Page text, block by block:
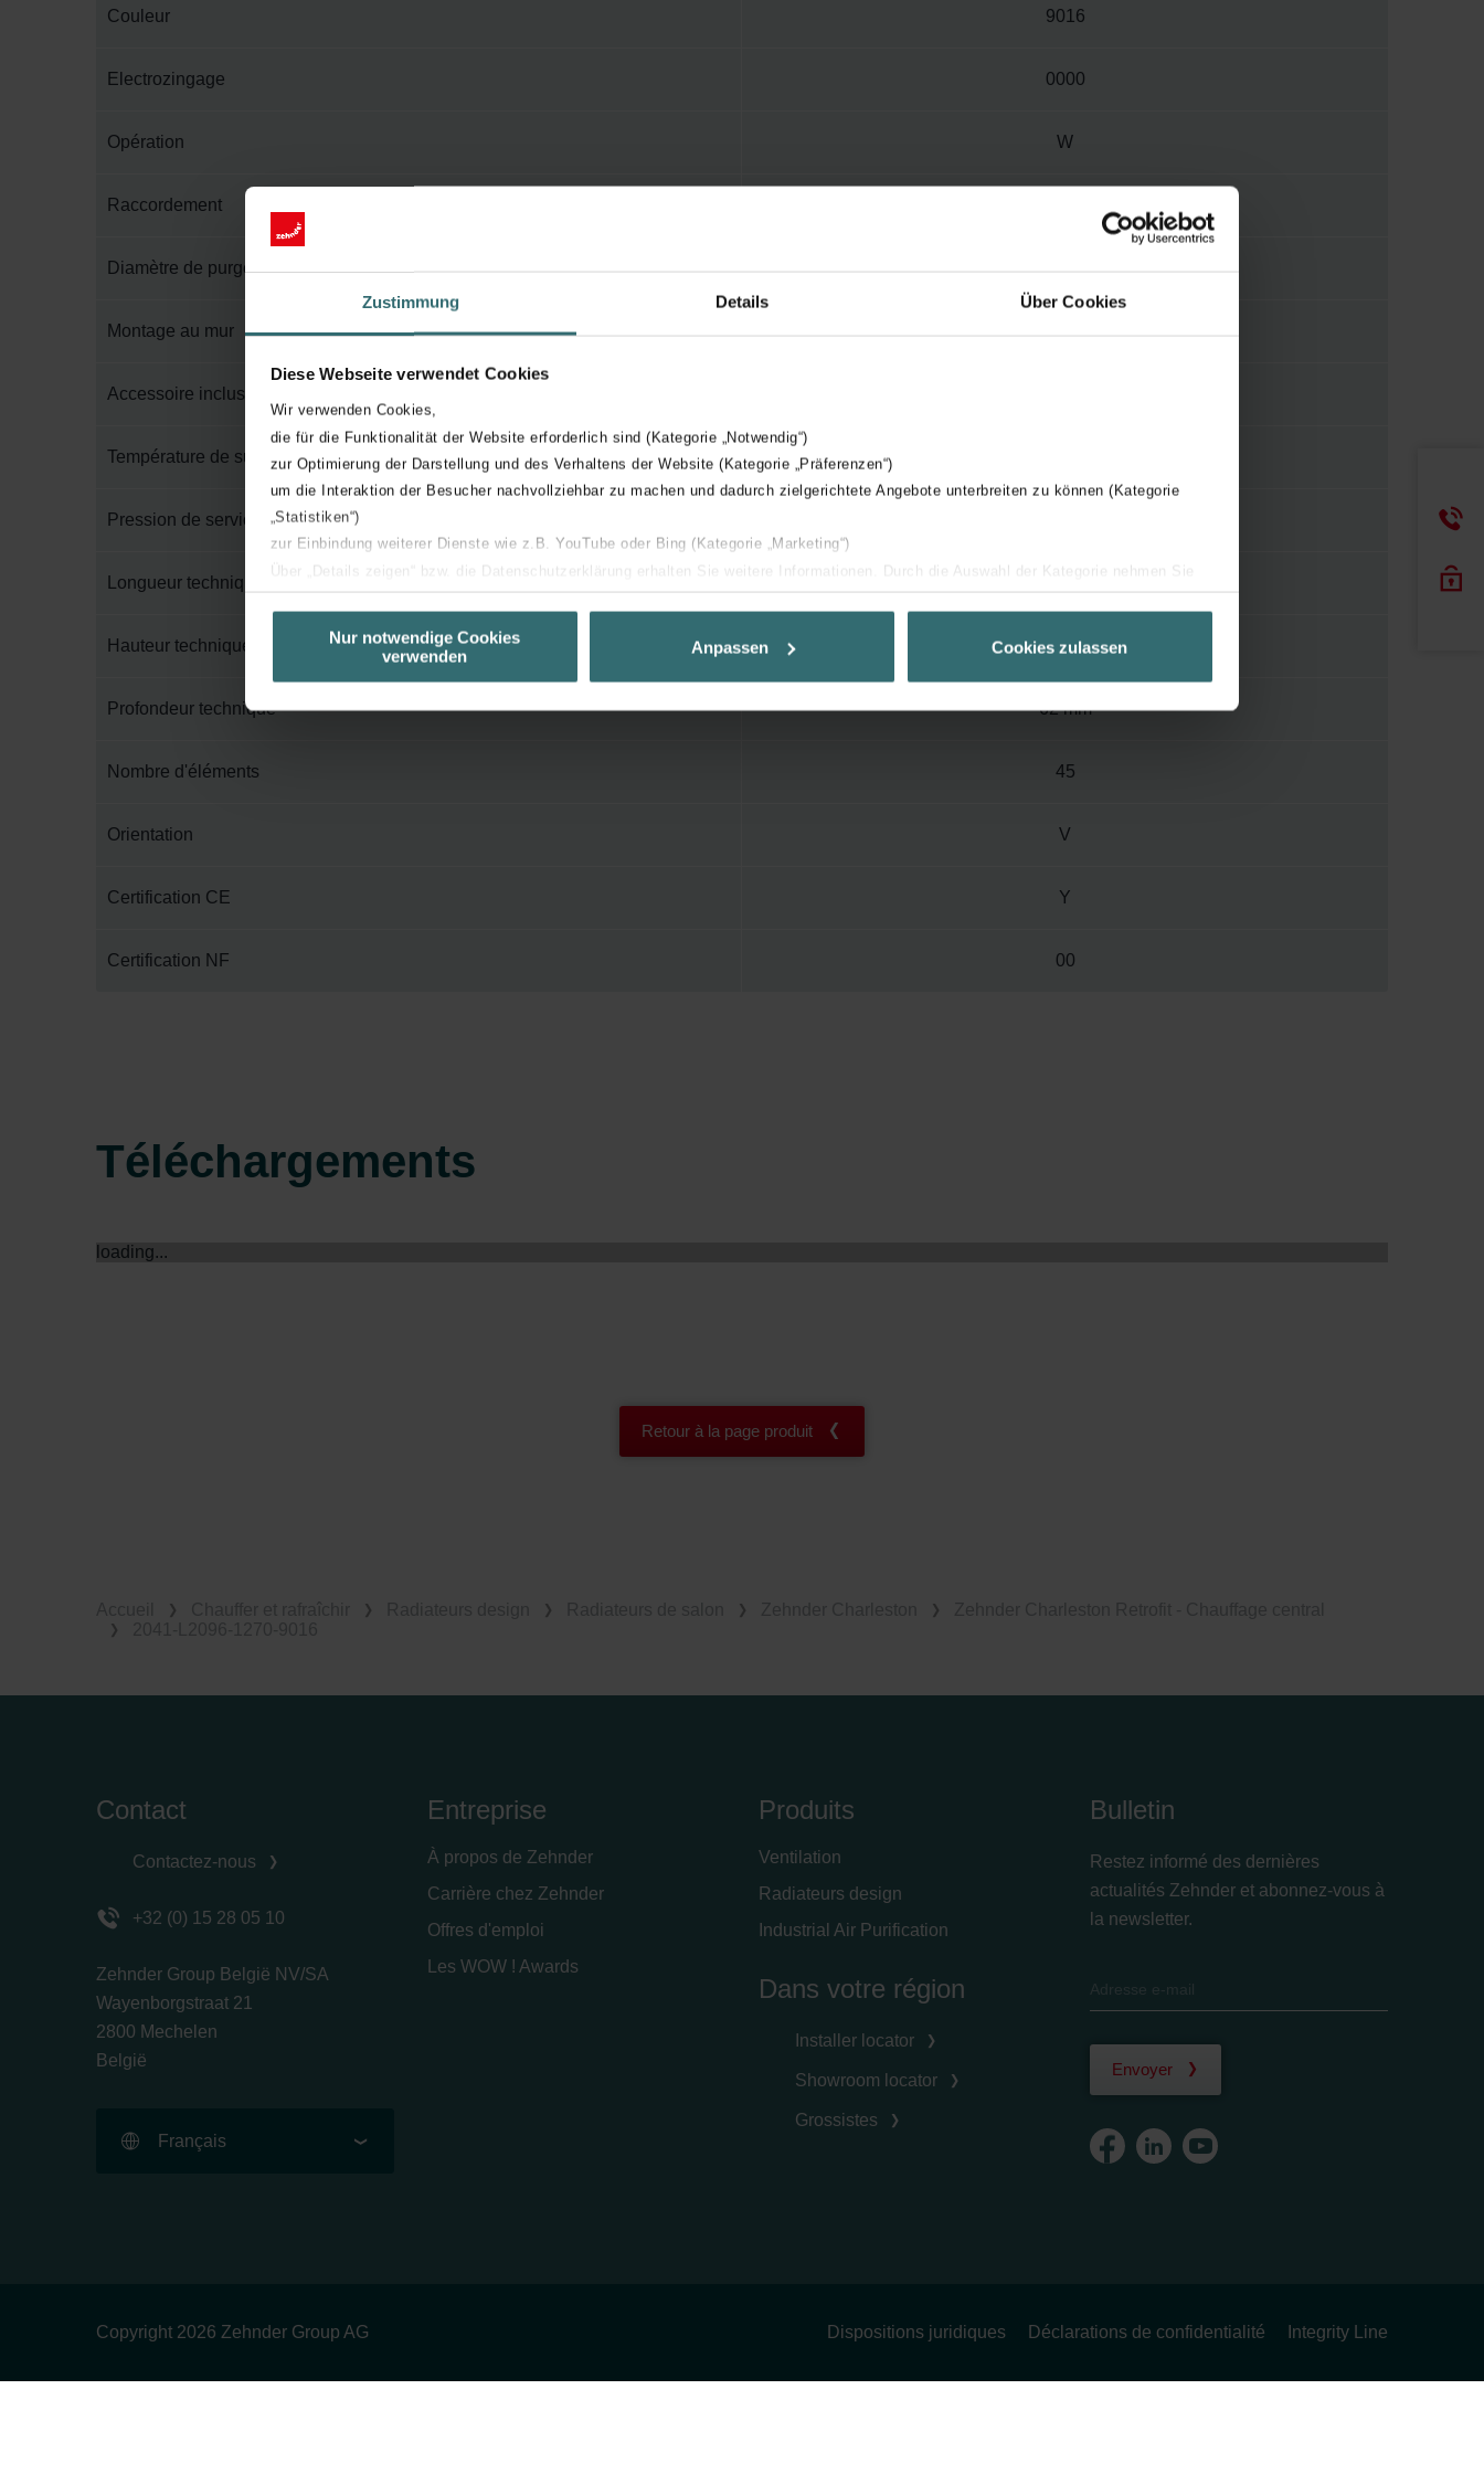
Zustimmung Details Über Cookies
Diese Webseite verwendet Cookies
Wir verwenden Cookies,
die für die Funktionalität der Website erforderlich sind (Kategorie „Notwendig“)
zur Optimierung der Darstellung und des Verhaltens der Website (Kategorie „Präferenzen“)
um die Interaktion der Besucher nachvollziehbar zu machen und dadurch zielgerichtete Angebote unterbreiten zu können (Kategorie
„Statistiken“)
zur Einbindung weiterer Dienste wie z.B. YouTube oder Bing (Kategorie „Marketing“)
Über „Details zeigen“ bzw. die Datenschutzerklärung erhalten Sie weitere Informationen. Durch die Auswahl der Kategorie nehmen Sie
unserer Website verwenden, um Ihnen die bestmögliche Nutzererfahrung zu ermöglichen und Ihnen maßgeschneiderte Informationen
basierend auf Ihren Interessen zur Verfügung zu stellen. Alle Einwilligungen können Sie selbstverständlich über einen Link in der
Datenschutzerklärung widerrufen.
Nur notwendige Cookies
verwenden
Anpassen Cookies zulassen
Couleur 9016
Electrozingage 0000
Opération W
Raccordement
Diamètre de purge 1/2"
Montage au mur N
Accessoire inclus dans l'emballage
Température de surface maximum
Pression de service maximum
Longueur technique
Hauteur technique 408 mm
Profondeur technique 62 mm
Nombre d'éléments 45
Orientation V
Certification CE Y
Certification NF 00
Téléchargements
loading...
Retour à la page produit
Contact
Contactez-nous
+32 (0) 15 28 05 10
Zehnder Group België NV/SA
Wayenborgstraat 21
2800 Mechelen
België
Français
Entreprise
À propos de Zehnder
Carrière chez Zehnder
Offres d'emploi
Les WOW ! Awards
Produits
Ventilation
Radiateurs design
Industrial Air Purification
Dans votre région
Installer locator
Showroom locator
Grossistes
Bulletin
Restez informé des dernières
actualités Zehnder et abonnez-vous à
la newsletter.
Envoyer
Copyright 2026 Zehnder Group AG Dispositions juridiques Déclarations de confidentialité Integrity Line